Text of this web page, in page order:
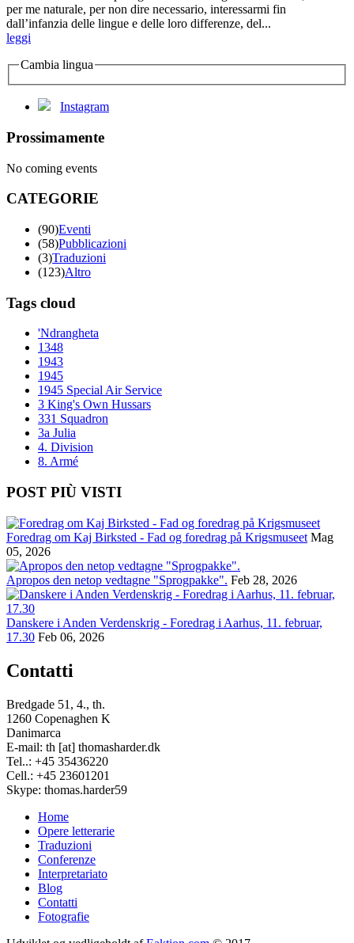
per me naturale, per non dire necessario, interessarmi fin
dall’infanzia delle lingue e delle loro differenze, del...
leggi
Cambia lingua
Instagram
Prossimamente
No coming events
CATEGORIE
(90)Eventi
(58)Pubblicazioni
(3)Traduzioni
(123)Altro
Tags cloud
'Ndrangheta
1348
1943
1945
1945 Special Air Service
3 King's Own Hussars
331 Squadron
3a Julia
4. Division
8. Armé
POST PIÙ VISTI
Foredrag om Kaj Birksted - Fad og foredrag på Krigsmuseet Mag
05, 2026
Apropos den netop vedtagne "Sprogpakke". Feb 28, 2026
Danskere i Anden Verdenskrig - Foredrag i Aarhus, 11. februar,
17.30 Feb 06, 2026
Contatti
Bredgade 51, 4., th.
1260 Copenaghen K
Danimarca
E-mail: th [at] thomasharder.dk
Tel..: +45 35436220
Cell.: +45 23601201
Skype: thomas.harder59
Footer
menu
Home
Opere letterarie
Traduzioni
Conferenze
Interpretariato
Blog
Contatti
Fotografie